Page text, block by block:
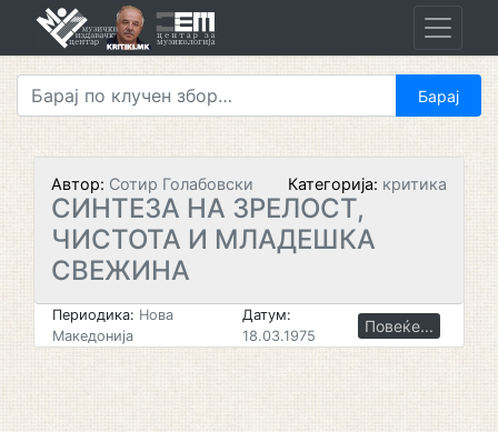
Автор: Сотир Голабовски Категорија: критика
СИНТЕЗА НА ЗРЕЛОСТ,
ЧИСТОТА И МЛАДЕШКА
СВЕЖИНА
Периодика: Нова
Македонија
Датум:
18.03.1975
Повеќе...